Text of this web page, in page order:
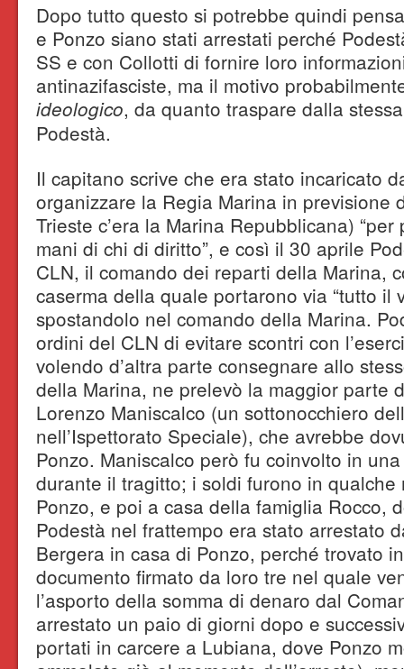
Dopo tutto questo si potrebbe quindi
e Ponzo siano stati arrestati perché
SS e con Collotti di fornire loro
antinazifasciste, ma il motivo
ideologico, da quanto traspare dalla
Podestà.
Il capitano scrive che era stato incaricato
organizzare la Regia Marina in previsione
Trieste c’era la Marina Repubblicana)
mani di chi di diritto”, e così il 30 aprile
CLN, il comando dei reparti della Marina,
caserma della quale portarono via “tutto il
spostandolo nel comando della Marina.
ordini del CLN di evitare scontri con
volendo d’altra parte consegnare allo
della Marina, ne prelevò la maggior parte
Lorenzo Maniscalco (un sottonocchiero
nell’Ispettorato Speciale), che avrebbe
Ponzo. Maniscalco però fu coinvolto in
durante il tragitto; i soldi furono in
Ponzo, e poi a casa della famiglia Rocco,
Podestà nel frattempo era stato arrestato
Bergera in casa di Ponzo, perché trovato
documento firmato da loro tre nel quale
l’asporto della somma di denaro dal
arrestato un paio di giorni dopo e
portati in carcere a Lubiana, dove Ponzo